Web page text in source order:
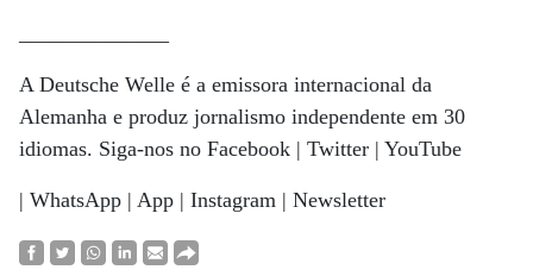
A Deutsche Welle é a emissora internacional da
Alemanha e produz jornalismo independente em 30
idiomas. Siga-nos no Facebook | Twitter | YouTube
| WhatsApp | App | Instagram | Newsletter